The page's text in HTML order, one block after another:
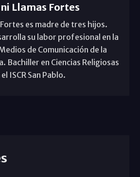
Llamas Fortes
es madre de tres hijos.
su labor profesional en la
de Comunicación de la
Bachiller en Ciencias Religiosas
ISCR San Pablo.